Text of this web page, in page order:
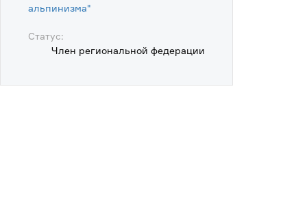
альпинизма"
Статус:
Член региональной федерации